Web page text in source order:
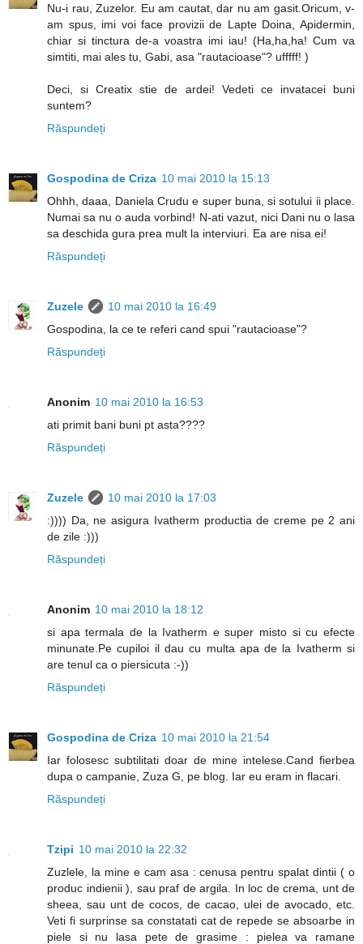
Nu-i rau, Zuzelor. Eu am cautat, dar nu am gasit.Oricum, v-
am spus, imi voi face provizii de Lapte Doina, Apidermin,
chiar si tinctura de-a voastra imi iau! (Ha,ha,ha! Cum va
simtiti, mai ales tu, Gabi, asa "rautacioase"? ufffff! )
Deci, si Creatix stie de ardei! Vedeti ce invatacei buni
suntem?
Răspundeți
Gospodina de Criza 10 mai 2010 la 15:13
Ohhh, daaa, Daniela Crudu e super buna, si sotului ii place.
Numai sa nu o auda vorbind! N-ati vazut, nici Dani nu o lasa
sa deschida gura prea mult la interviuri. Ea are nisa ei!
Răspundeți
Zuzele
10 mai 2010 la 16:49
Gospodina, la ce te referi cand spui "rautacioase"?
Răspundeți
Anonim 10 mai 2010 la 16:53
ati primit bani buni pt asta????
Răspundeți
Zuzele
10 mai 2010 la 17:03
:)))) Da, ne asigura Ivatherm productia de creme pe 2 ani
de zile :)))
Răspundeți
Anonim 10 mai 2010 la 18:12
si apa termala de la Ivatherm e super misto si cu efecte
minunate.Pe cupiloi il dau cu multa apa de la Ivatherm si
are tenul ca o piersicuta :-))
Răspundeți
Gospodina de Criza 10 mai 2010 la 21:54
Iar folosesc subtilitati doar de mine intelese.Cand fierbea
dupa o campanie, Zuza G, pe blog. Iar eu eram in flacari.
Răspundeți
Tzipi 10 mai 2010 la 22:32
Zuzlele, la mine e cam asa : cenusa pentru spalat dintii ( o
produc indienii ), sau praf de argila. In loc de crema, unt de
sheea, sau unt de cocos, de cacao, ulei de avocado, etc.
Veti fi surprinse sa constatati cat de repede se absoarbe in
piele si nu lasa pete de grasime : pielea va ramane